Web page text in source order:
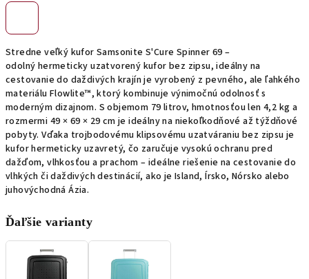
Stredne veľký kufor Samsonite S'Cure Spinner 69 –
odolný hermeticky uzatvorený kufor bez zipsu, ideálny na
cestovanie do daždivých krajín je vyrobený z pevného, ale ľahkého
materiálu Flowlite™, ktorý kombinuje výnimočnú odolnosť s
moderným dizajnom. S objemom 79 litrov, hmotnosťou len 4,2 kg a
rozmermi 49 × 69 × 29 cm je ideálny na niekoľkodňové až týždňové
pobyty. Vďaka trojbodovému klipsovému uzatváraniu bez zipsu je
kufor hermeticky uzavretý, čo zaručuje vysokú ochranu pred
dažďom, vlhkosťou a prachom – ideálne riešenie na cestovanie do
vlhkých či daždivých destinácií, ako je Island, Írsko, Nórsko alebo
juhovýchodná Ázia.
Ďaľšie varianty